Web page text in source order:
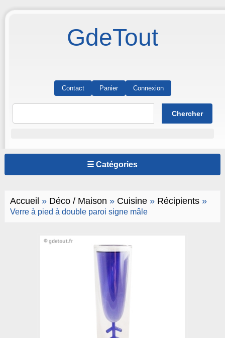
GdeTout
Contact Panier Connexion
☰ Catégories
Accueil » Déco / Maison » Cuisine» Récipients»
Verre à pied à double paroi signe mâle